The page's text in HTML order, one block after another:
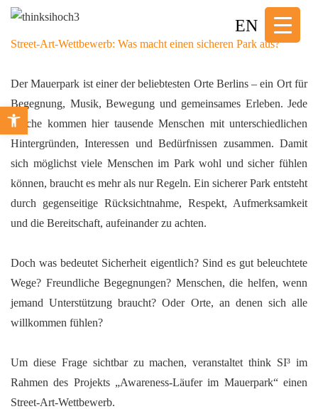
Inhalt
EN
Street-Art-Wettbewerb: Was macht einen sicheren Park aus?
Der Mauerpark ist einer der beliebtesten Orte Berlins – ein Ort für
Begegnung, Musik, Bewegung und gemeinsames Erleben. Jede
Woche kommen hier tausende Menschen mit unterschiedlichen
Hintergründen, Interessen und Bedürfnissen zusammen. Damit
sich möglichst viele Menschen im Park wohl und sicher fühlen
können, braucht es mehr als nur Regeln. Ein sicherer Park entsteht
durch gegenseitige Rücksichtnahme, Respekt, Aufmerksamkeit
und die Bereitschaft, aufeinander zu achten.
Doch was bedeutet Sicherheit eigentlich? Sind es gut beleuchtete
Wege? Freundliche Begegnungen? Menschen, die helfen, wenn
jemand Unterstützung braucht? Oder Orte, an denen sich alle
willkommen fühlen?
Um diese Frage sichtbar zu machen, veranstaltet think SI³ im
Rahmen des Projekts „Awareness-Läufer im Mauerpark“ einen
Street-Art-Wettbewerb.